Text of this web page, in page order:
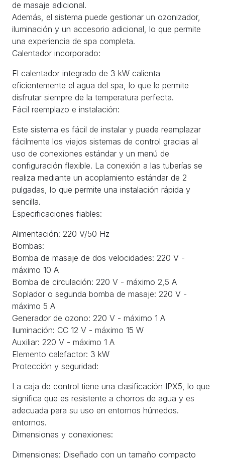
de masaje adicional.
Además, el sistema puede gestionar un ozonizador,
iluminación y un accesorio adicional, lo que permite
una experiencia de spa completa.
Calentador incorporado:
El calentador integrado de 3 kW calienta
eficientemente el agua del spa, lo que le permite
disfrutar siempre de la temperatura perfecta.
Fácil reemplazo e instalación:
Este sistema es fácil de instalar y puede reemplazar
fácilmente los viejos sistemas de control gracias al
uso de conexiones estándar y un menú de
configuración flexible. La conexión a las tuberías se
realiza mediante un acoplamiento estándar de 2
pulgadas, lo que permite una instalación rápida y
sencilla.
Especificaciones fiables:
Alimentación: 220 V/50 Hz
Bombas:
Bomba de masaje de dos velocidades: 220 V -
máximo 10 A
Bomba de circulación: 220 V - máximo 2,5 A
Soplador o segunda bomba de masaje: 220 V -
máximo 5 A
Generador de ozono: 220 V - máximo 1 A
Iluminación: CC 12 V - máximo 15 W
Auxiliar: 220 V - máximo 1 A
Elemento calefactor: 3 kW
Protección y seguridad:
La caja de control tiene una clasificación IPX5, lo que
significa que es resistente a chorros de agua y es
adecuada para su uso en entornos húmedos.
entornos.
Dimensiones y conexiones:
Dimensiones: Diseñado con un tamaño compacto